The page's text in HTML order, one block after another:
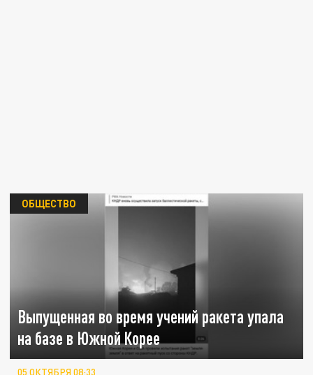
Выпущенная во время учений ракета упала
на базе в Южной Корее
ОБЩЕСТВО
05 ОКТЯБРЯ 08:33